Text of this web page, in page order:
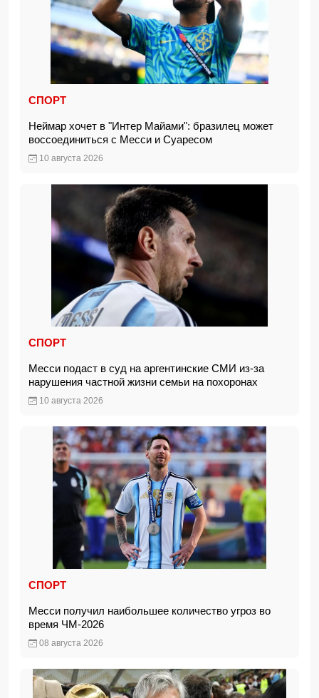
СПОРТ
Неймар хочет в "Интер Майами": бразилец может
воссоединиться с Месси и Суаресом
10 августа 2026
СПОРТ
Месси подаст в суд на аргентинские СМИ из-за
нарушения частной жизни семьи на похоронах
10 августа 2026
СПОРТ
Месси получил наибольшее количество угроз во
время ЧМ-2026
08 августа 2026